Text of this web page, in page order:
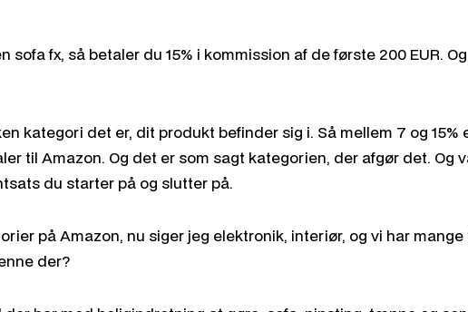
sofa fx, så betaler du 15% i kommission af de første 200 EUR.
kategori det er, dit produkt befinder sig i. Så mellem 7 og 15%
til Amazon. Og det er som sagt kategorien, der afgør det. Og
du starter på og slutter på.
på Amazon, nu siger jeg elektronik, interiør, og vi har
der?